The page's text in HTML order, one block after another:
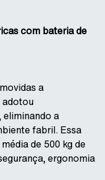
com bateria de
a
adotou
a
fabril. Essa
de 500 kg de
ergonomia